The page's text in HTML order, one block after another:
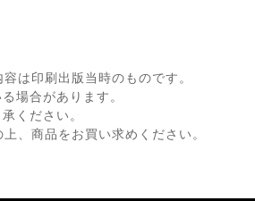
は印刷出版当時のものです。
場合があります。
ください。
、商品をお買い求めください。